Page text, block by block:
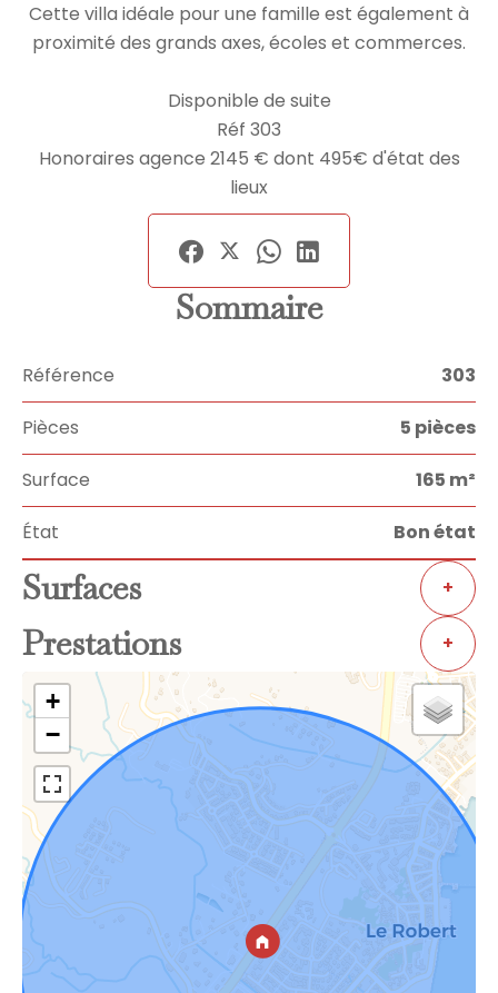
Cette villa idéale pour une famille est également à
proximité des grands axes, écoles et commerces.
Disponible de suite
Réf 303
Honoraires agence 2145 € dont 495€ d'état des
lieux
Sommaire
Référence 303
Pièces 5 pièces
Surface 165 m²
État Bon état
Surfaces +
Prestations +
+
−